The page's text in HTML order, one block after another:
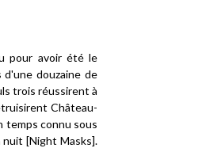
pour avoir été le
d'une douzaine de
trois réussirent à
Château-
temps connu sous
[Night Masks].